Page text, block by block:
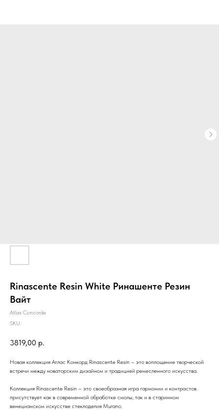
Rinascente Resin White Ринашенте Резин
Вайт
Atlas Concorde
SKU:
3819,00 р.
Новая коллекция Атлас Конкорд Rinascente Resin – это воплощение творческой
встречи между новаторским дизайном и традицией ремесленного искусства.
Коллекция Rinascente Resin – это своеобразная игра гармонии и контрастов
присутствует как в современной обработке смолы, так и в старинном
венецианском искусстве стеклоделия Murano.